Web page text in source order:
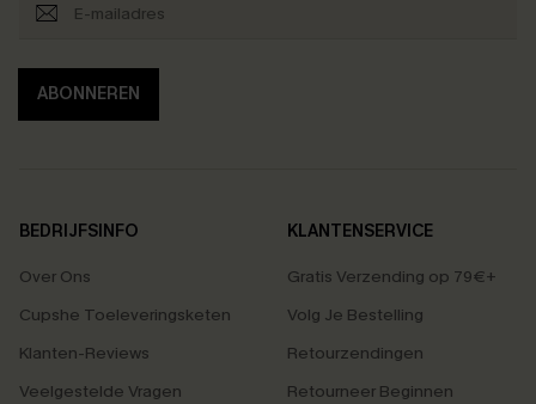
ABONNEREN
BEDRIJFSINFO
Over Ons
Cupshe Toeleveringsketen
Klanten-Reviews
Veelgestelde Vragen
KLANTENSERVICE
Gratis Verzending op 79€+
Volg Je Bestelling
Retourzendingen
Retourneer Beginnen